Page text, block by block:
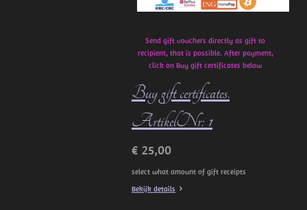
Send gift vouchers directly as gift to
recipient, that is possible. After payment,
click on Buy gift certificates below
Buy gift certificates.
ArtikelNr: 1
€ 25,00
select what amount of gift receipts
Bekijk details